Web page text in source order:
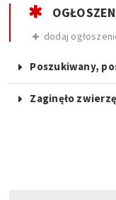
dodaj
Poszukiwany,
Zaginęło zwierzę